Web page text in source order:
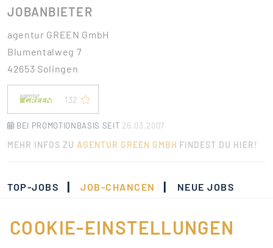
JOBANBIETER
agentur GREEN GmbH
Blumentalweg 7
42653 Solingen
132
BEI PROMOTIONBASIS SEIT 26.03.2007
MEHR INFOS ZU AGENTUR GREEN GMBH FINDEST DU HIER!
TOP-JOBS | JOB-CHANCEN | NEUE JOBS
Momentan gibt es keine
COOKIE-EINSTELLUNGEN